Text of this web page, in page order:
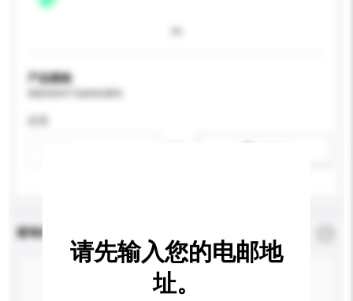
产品规格
查询内容
请先输入您的电邮地
址。